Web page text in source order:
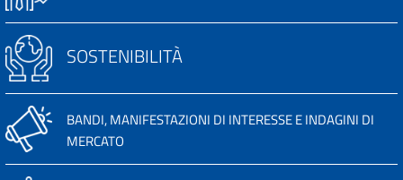
SOSTENIBILITÀ
BANDI, MANIFESTAZIONI DI INTERESSE E INDAGINI DI
MERCATO